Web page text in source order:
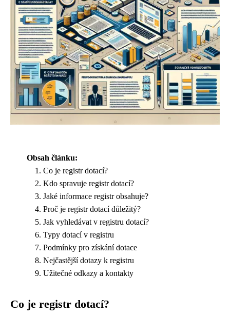
Obsah článku:
Co je registr dotací?
Kdo spravuje registr dotací?
Jaké informace registr obsahuje?
Proč je registr dotací důležitý?
Jak vyhledávat v registru dotací?
Typy dotací v registru
Podmínky pro získání dotace
Nejčastější dotazy k registru
Užitečné odkazy a kontakty
Co je registr dotací?